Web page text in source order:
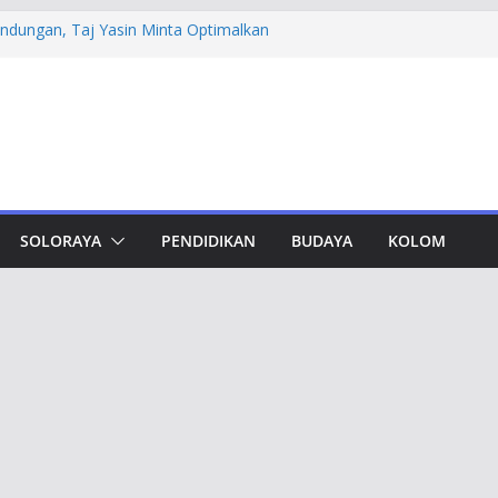
Taj Yasin Minta Optimalkan
Ajak Aktivis Mahasiswa Tetap Kritis
Muktamar Tapak Suci, Ahmad Luthfi
Jadi Penguat Persatuan Bangsa
Award, Ahmad Luthfi Dinilai
untuk Jateng
SOLORAYA PENDIDIKAN BUDAYA KOLOM